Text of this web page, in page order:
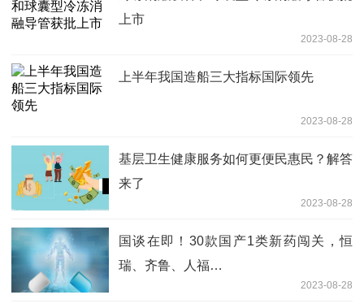
上市
2023-08-28
上半年我国造船三大指标国际领先
2023-08-28
基层卫生健康服务如何更便民惠民？解答
来了
2023-08-28
国谈在即！30款国产1类新药闯关，恒
瑞、齐鲁、人福…
2023-08-28